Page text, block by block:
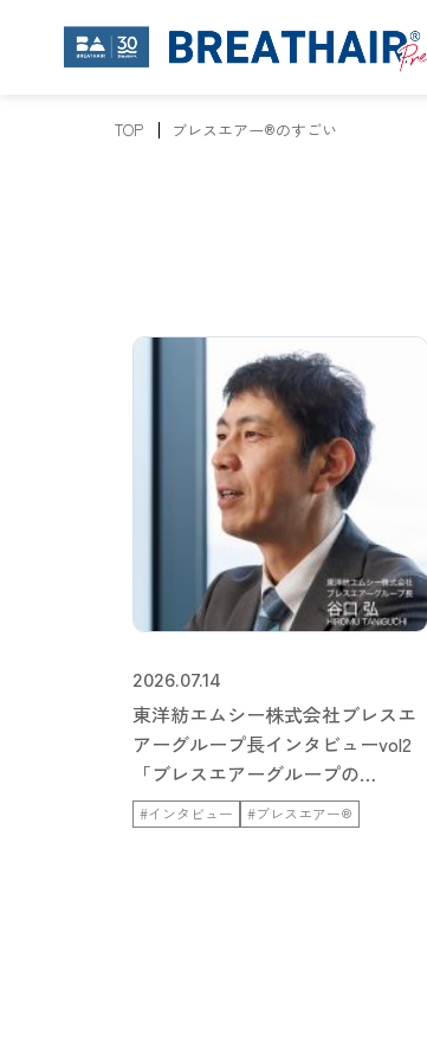
TOP ブレスエアー®のすごい
2026.07.14
東洋紡エムシー株式会社ブレスエ
アーグループ長インタビューvol2
「ブレスエアーグループの…
#インタビュー #ブレスエアー®